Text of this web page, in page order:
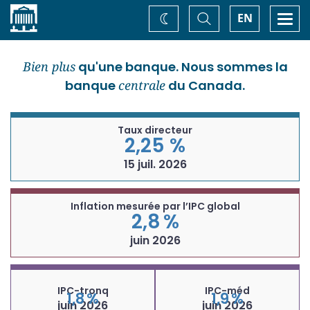
Accueil EN
Basculer
la
recherche
Changez
de
Bien plusqu'une banque. Nous sommes la
banquecentrale du Canada.
Taux directeur
2,25 %
15 juil. 2026
Inflation mesurée par l’IPC global
2,8 %
juin 2026
IPC-tronq
1,8 %
juin 2026
IPC-méd
1,9 %
juin 2026